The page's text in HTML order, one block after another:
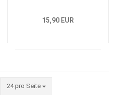
15,90 EUR
24 pro Seite
pro Seite